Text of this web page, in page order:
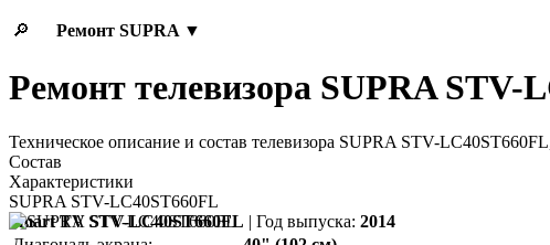
🔎 Ремонт SUPRA ▼
Ремонт телевизора SUPRA STV-
Техническое описание и состав телевизора SUPRA STV-
Состав
Характеристики
SUPRA STV-LC40ST660FL
Smart TV STV-LC40ST660FL | Год выпуска: 2014